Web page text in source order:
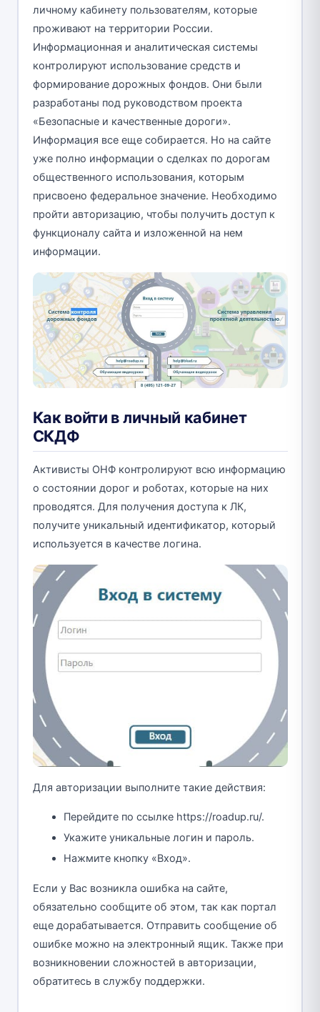
личному кабинету пользователям, которые
проживают на территории России.
Информационная и аналитическая системы
контролируют использование средств и
формирование дорожных фондов. Они были
разработаны под руководством проекта
«Безопасные и качественные дороги».
Информация все еще собирается. Но на сайте
уже полно информации о сделках по дорогам
общественного использования, которым
присвоено федеральное значение. Необходимо
пройти авторизацию, чтобы получить доступ к
функционалу сайта и изложенной на нем
информации.
Как войти в личный кабинет
СКДФ
Активисты ОНФ контролируют всю информацию
о состоянии дорог и роботах, которые на них
проводятся. Для получения доступа к ЛК,
получите уникальный идентификатор, который
используется в качестве логина.
Для авторизации выполните такие действия:
Перейдите по ссылке https://roadup.ru/.
Укажите уникальные логин и пароль.
Нажмите кнопку «Вход».
Если у Вас возникла ошибка на сайте,
обязательно сообщите об этом, так как портал
еще дорабатывается. Отправить сообщение об
ошибке можно на электронный ящик. Также при
возникновении сложностей в авторизации,
обратитесь в службу поддержки.